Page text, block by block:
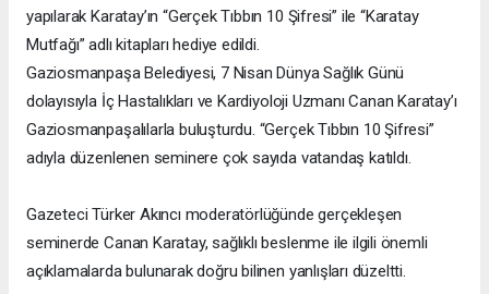
yapılarak Karatay’ın “Gerçek Tıbbın 10 Şifresi” ile “Karatay
Mutfağı” adlı kitapları hediye edildi.
Gaziosmanpaşa Belediyesi, 7 Nisan Dünya Sağlık Günü
dolayısıyla İç Hastalıkları ve Kardiyoloji Uzmanı Canan Karatay’ı
Gaziosmanpaşalılarla buluşturdu. “Gerçek Tıbbın 10 Şifresi”
adıyla düzenlenen seminere çok sayıda vatandaş katıldı.
Gazeteci Türker Akıncı moderatörlüğünde gerçekleşen
seminerde Canan Karatay, sağlıklı beslenme ile ilgili önemli
açıklamalarda bulunarak doğru bilinen yanlışları düzeltti.